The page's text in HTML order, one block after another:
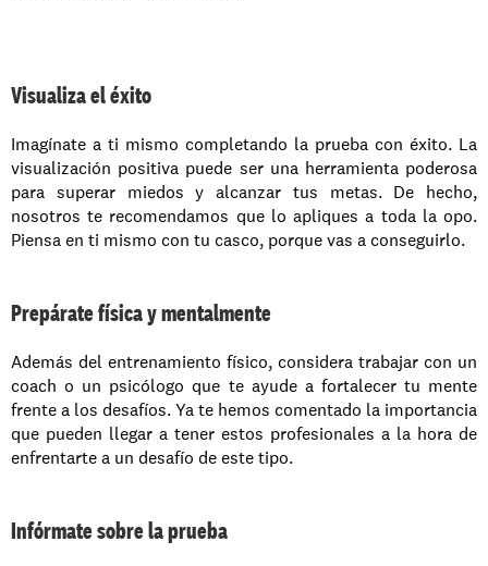
Visualiza el éxito
Imagínate a ti mismo completando la prueba con éxito. La
visualización positiva puede ser una herramienta poderosa
para superar miedos y alcanzar tus metas. De hecho,
nosotros te recomendamos que lo apliques a toda la opo.
Piensa en ti mismo con tu casco, porque vas a conseguirlo.
Prepárate física y mentalmente
Además del entrenamiento físico, considera trabajar con un
coach o un psicólogo que te ayude a fortalecer tu mente
frente a los desafíos. Ya te hemos comentado la importancia
que pueden llegar a tener estos profesionales a la hora de
enfrentarte a un desafío de este tipo.
Infórmate sobre la prueba